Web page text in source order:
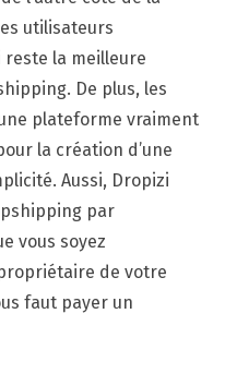
utilisateurs
reste la meilleure
De plus, les
plateforme vraiment
la création d’une
Aussi, Dropizi
par
vous soyez
de votre
faut payer un